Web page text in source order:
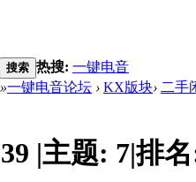
搜索 热搜: 一键电音
»一键电音论坛 › KX版块› 二手
39 |主题: 7|排